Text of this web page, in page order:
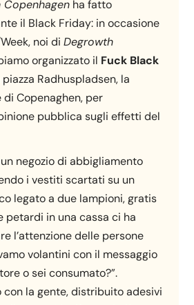
Copenhagen ha fatto
il Black Friday: in occasione
noi diDegrowth
organizzato il Fuck Black
piazza Radhuspladsen, la
Copenaghen, per
pubblica sugli effetti del
negozio di abbigliamento
i vestiti scartati su un
legato a due lampioni, gratis
petardi in una cassa ci ha
l’attenzione delle persone
volantini con il messaggio
o sei consumato?”.
la gente, distribuito adesivi